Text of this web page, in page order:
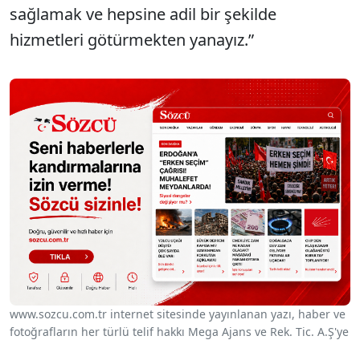
sağlamak ve hepsine adil bir şekilde
hizmetleri götürmekten yanayız.”
www.sozcu.com.tr internet sitesinde yayınlanan yazı, haber ve
fotoğrafların her türlü telif hakkı Mega Ajans ve Rek. Tic. A.Ş'ye